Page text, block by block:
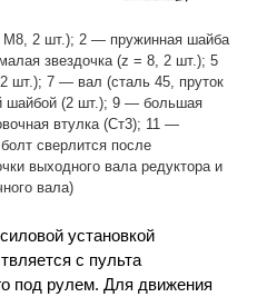
М8, 2 шт.); 2 — пружинная шайба
звездочка (z = 8, 2 шт.); 5
7 — вал (сталь 45, пруток
(2 шт.); 9 — большая
втулка (Ст3); 11 —
сверлится после
выходного вала редуктора и
вала)
установкой
с пульта
под рулем. Для движения